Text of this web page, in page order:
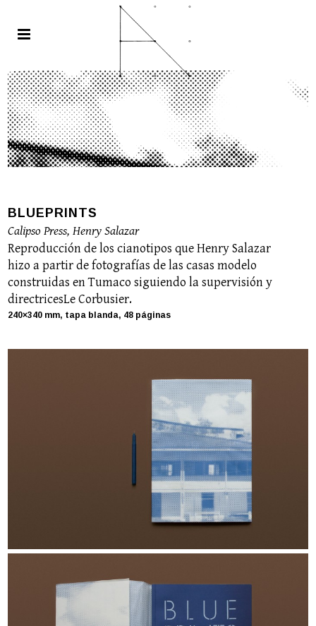
BLUEPRINTS
Calipso Press, Henry Salazar
Reproducción de los cianotipos que Henry Salazar
hizo a partir de fotografías de las casas modelo
construidas en Tumaco siguiendo la supervisión y
directricesLe Corbusier.
240×340 mm, tapa blanda, 48 páginas